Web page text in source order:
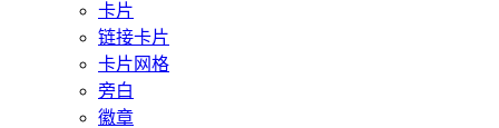
卡片
链接卡片
卡片网格
旁白
徽章